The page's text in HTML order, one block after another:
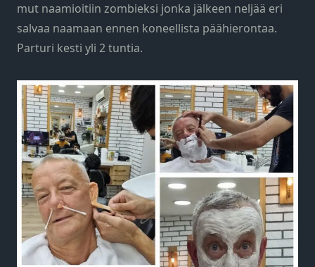
mut naamioitiin zombieksi jonka jälkeen neljää eri
salvaa naamaan ennen koneellista päähierontaa.
Parturi kesti yli 2 tuntia.